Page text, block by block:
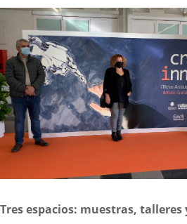
Tres espacios: muestras, talleres